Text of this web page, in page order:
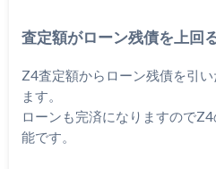
査定額がローン残債を上回
Z4査定額からローン残債を引
ます。
ローンも完済になりますので
能です。